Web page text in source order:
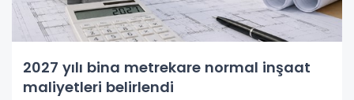
2027 yılı bina metrekare normal inşaat
maliyetleri belirlendi